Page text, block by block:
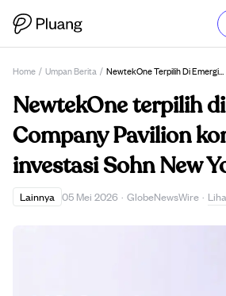
Home / Umpan Berita / NewtekOne Terpilih Di Emerging Company Pavilion Konferensi Investasi Sohn New York 2026
NewtekOne terpilih
Company Pavilion
investasi Sohn New
Lainnya 05 Mei 2026 · GlobeNewsWire ·